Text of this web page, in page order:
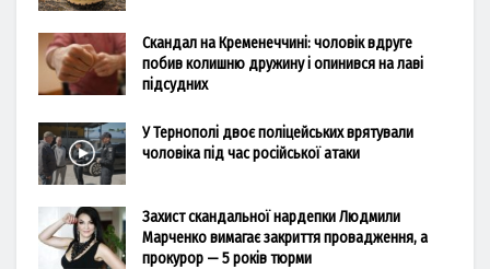
Скандал на Кременеччині: чоловік вдруге
побив колишню дружину і опинився на лаві
підсудних
У Тернополі двоє поліцейських врятували
чоловіка під час російської атаки
Захист скандальної нардепки Людмили
Марченко вимагає закриття провадження, а
прокурор — 5 років тюрми